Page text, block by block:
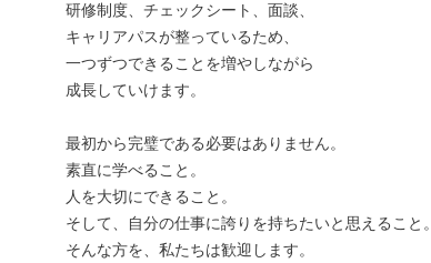
研修制度、チェックシート、面談、
キャリアパスが整っているため、
一つずつできることを増やしながら
成長していけます。
最初から完璧である必要はありません。
素直に学べること。
人を大切にできること。
そして、自分の仕事に誇りを持ちたいと思えること。
そんな方を、私たちは歓迎します。